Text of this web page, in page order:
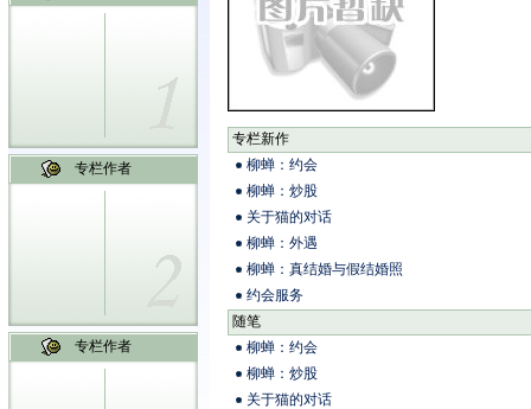
专栏作者
专栏作者
专栏新作
柳蝉：约会
柳蝉：炒股
关于猫的对话
柳蝉：外遇
柳蝉：真结婚与假结婚照
约会服务
随笔
柳蝉：约会
柳蝉：炒股
关于猫的对话